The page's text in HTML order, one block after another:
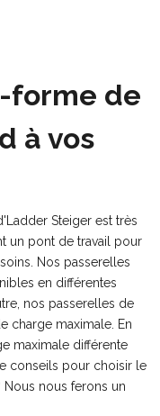
forme de
à vos
Steiger est très
un pont de travail pour
Nos passerelles
en différentes
nos passerelles de
charge maximale. En
maximale différente
conseils pour choisir le
Nous nous ferons un